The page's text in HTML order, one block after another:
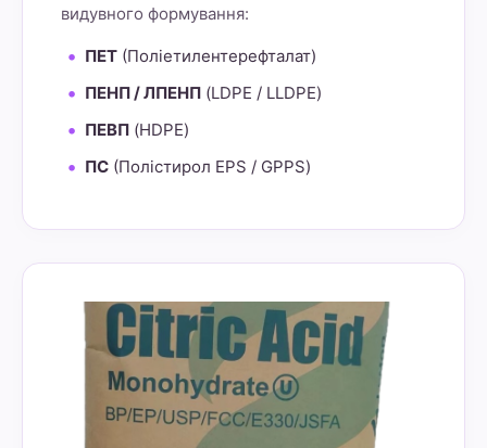
видувного формування:
ПЕТ (Поліетилентерефталат)
ПЕНП / ЛПЕНП (LDPE / LLDPE)
ПЕВП (HDPE)
ПС (Полістирол EPS / GPPS)